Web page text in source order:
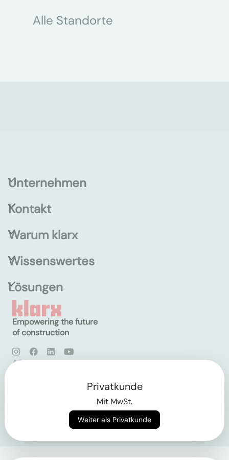
Alle Standorte
Unternehmen
Kontakt
Warum klarx
Wissenswertes
Lösungen
Empowering the future
of construction
AGB
Privatkunde
Mit MwSt.
Weiter als Privatkunde